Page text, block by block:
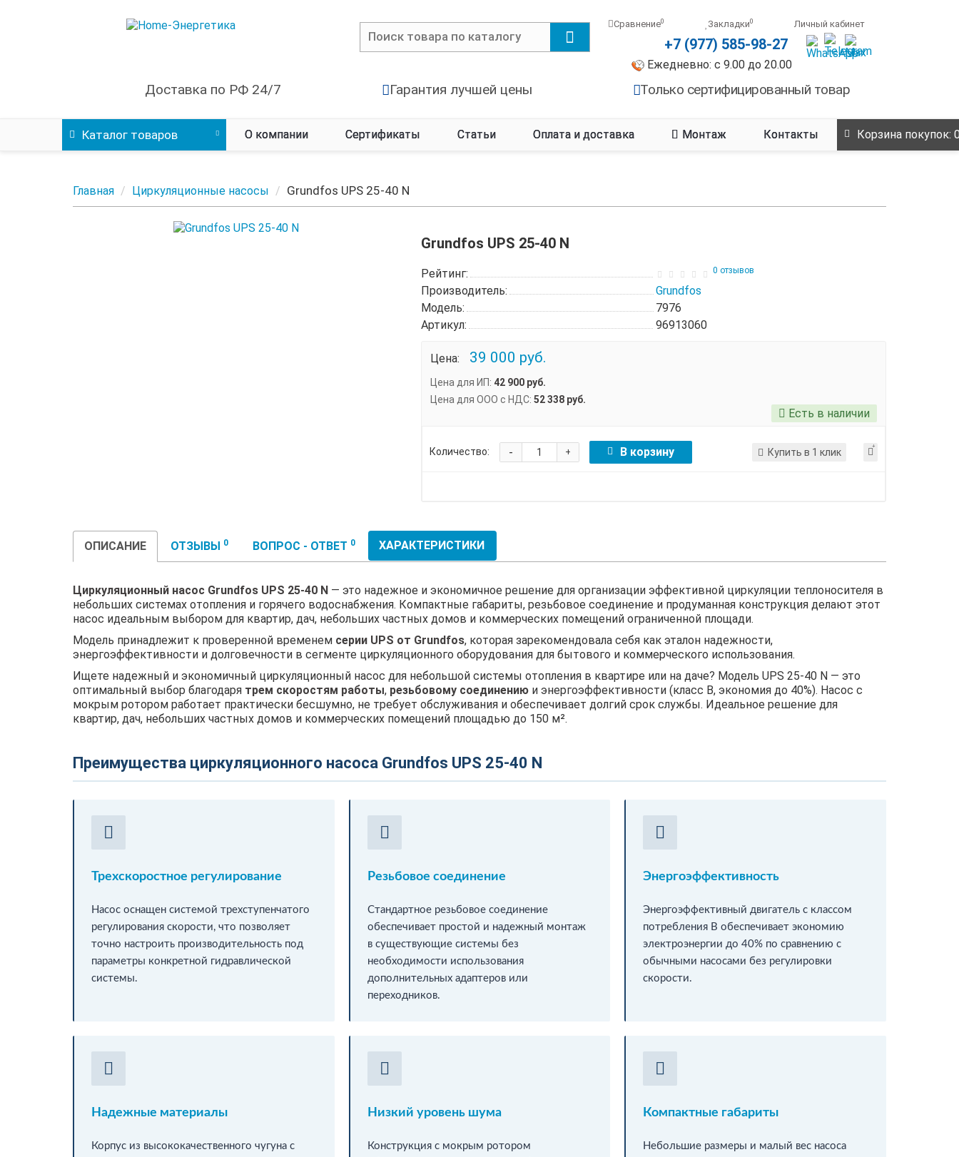
Сравнение0 Закладки0 Личный кабинет
+7 (977) 585-98-27
Ежедневно: с 9.00 до 20.00
Доставка по РФ 24/7 Гарантия лучшей цены Только сертифицированный товар
Каталог товаров О компании Сертификаты Статьи Оплата и доставка Монтаж Контакты Корзина покупок:
Главная Циркуляционные насосы Grundfos UPS 25-40 N
Grundfos UPS 25-40 N
Рейтинг: 0 отзывов
Производитель:
Grundfos
Модель:
7976
Артикул:
96913060
Цена: 39 000 руб.
Цена для ИП: 42 900 руб.
Цена для ООО с НДС: 52 338 руб.
Есть в наличии
Количество: +
- В корзину Купить в 1 клик
ОПИСАНИЕ ОТЗЫВЫ 0 ВОПРОС - ОТВЕТ 0 ХАРАКТЕРИСТИКИ
Циркуляционный насос Grundfos UPS 25-40 N — это надежное и экономичное решение для организации эффективной циркуляции теплоносителя в
небольших системах отопления и горячего водоснабжения. Компактные габариты, резьбовое соединение и продуманная конструкция делают этот
насос идеальным выбором для квартир, дач, небольших частных домов и коммерческих помещений ограниченной площади.
Модель принадлежит к проверенной временем серии UPS от Grundfos, которая зарекомендовала себя как эталон надежности,
энергоэффективности и долговечности в сегменте циркуляционного оборудования для бытового и коммерческого использования.
Ищете надежный и экономичный циркуляционный насос для небольшой системы отопления в квартире или на даче? Модель UPS 25-40 N — это
оптимальный выбор благодаря трем скоростям работы, резьбовому соединению и энергоэффективности (класс В, экономия до 40%). Насос с
мокрым ротором работает практически бесшумно, не требует обслуживания и обеспечивает долгий срок службы. Идеальное решение для
квартир, дач, небольших частных домов и коммерческих помещений площадью до 150 м².
Преимущества циркуляционного насоса Grundfos UPS 25-40 N
Трехскоростное регулирование
Насос оснащен системой трехступенчатого
регулирования скорости, что позволяет
точно настроить производительность под
параметры конкретной гидравлической
системы.
Резьбовое соединение
Стандартное резьбовое соединение
обеспечивает простой и надежный монтаж
в существующие системы без
необходимости использования
дополнительных адаптеров или
переходников.
Энергоэффективность
Энергоэффективный двигатель с классом
потребления В обеспечивает экономию
электроэнергии до 40% по сравнению с
обычными насосами без регулировки
скорости.
Надежные материалы
Корпус из высококачественного чугуна с
Низкий уровень шума
Конструкция с мокрым ротором
Компактные габариты
Небольшие размеры и малый вес насоса